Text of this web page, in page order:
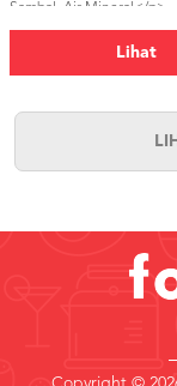
Sambal, Air Mineral</p>
Lihat